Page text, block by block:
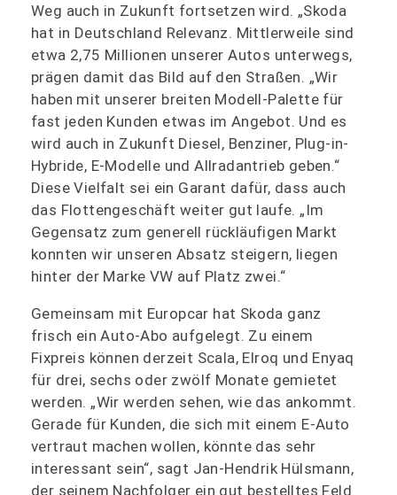
Weg auch in Zukunft fortsetzen wird. „Skoda
hat in Deutschland Relevanz. Mittlerweile sind
etwa 2,75 Millionen unserer Autos unterwegs,
prägen damit das Bild auf den Straßen. „Wir
haben mit unserer breiten Modell-Palette für
fast jeden Kunden etwas im Angebot. Und es
wird auch in Zukunft Diesel, Benziner, Plug-in-
Hybride, E-Modelle und Allradantrieb geben.“
Diese Vielfalt sei ein Garant dafür, dass auch
das Flottengeschäft weiter gut laufe. „Im
Gegensatz zum generell rückläufigen Markt
konnten wir unseren Absatz steigern, liegen
hinter der Marke VW auf Platz zwei.“
Gemeinsam mit Europcar hat Skoda ganz
frisch ein Auto-Abo aufgelegt. Zu einem
Fixpreis können derzeit Scala, Elroq und Enyaq
für drei, sechs oder zwölf Monate gemietet
werden. „Wir werden sehen, wie das ankommt.
Gerade für Kunden, die sich mit einem E-Auto
vertraut machen wollen, könnte das sehr
interessant sein“, sagt Jan-Hendrik Hülsmann,
der seinem Nachfolger ein gut bestelltes Feld